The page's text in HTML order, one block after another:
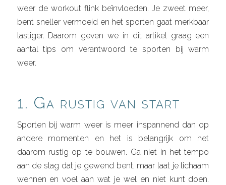
weer de workout flink beïnvloeden. Je zweet meer,
bent sneller vermoeid en het sporten gaat merkbaar
lastiger. Daarom geven we in dit artikel graag een
aantal tips om verantwoord te sporten bij warm
weer.
1. Ga rustig van start
Sporten bij warm weer is meer inspannend dan op
andere momenten en het is belangrijk om het
daarom rustig op te bouwen. Ga niet in het tempo
aan de slag dat je gewend bent, maar laat je lichaam
wennen en voel aan wat je wel en niet kunt doen.